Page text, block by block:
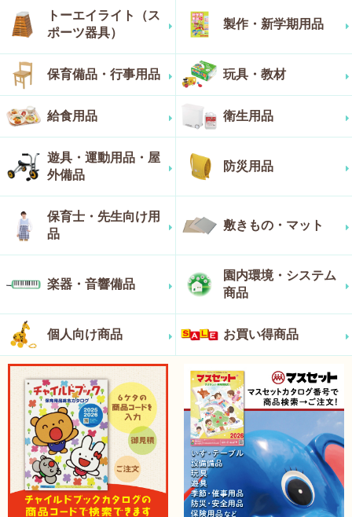
トーエイライト（ス
ポーツ器具）
製作・新学期用品
保育備品・行事用品 玩具・教材
給食用品 衛生用品
遊具・運動用品・屋
外備品
防災用品
保育士・先生向け用
品
敷きもの・マット
楽器・音響備品
園内環境・システム
商品
個人向け商品 お買い得商品